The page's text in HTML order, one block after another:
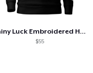
Shiny Luck Embroidered Hoodie
$55